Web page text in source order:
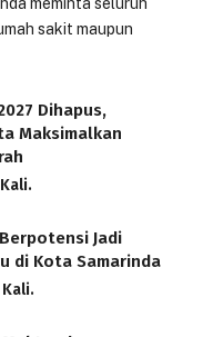
sakit maupun
Dihapus,
Maksimalkan
Jadi
di Kota Samarinda